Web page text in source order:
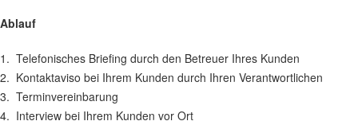
Ablauf
1. Telefonisches Briefing durch den Betreuer Ihres Kunden
2. Kontaktaviso bei Ihrem Kunden durch Ihren Verantwortlichen
3. Terminvereinbarung
4. Interview bei Ihrem Kunden vor Ort